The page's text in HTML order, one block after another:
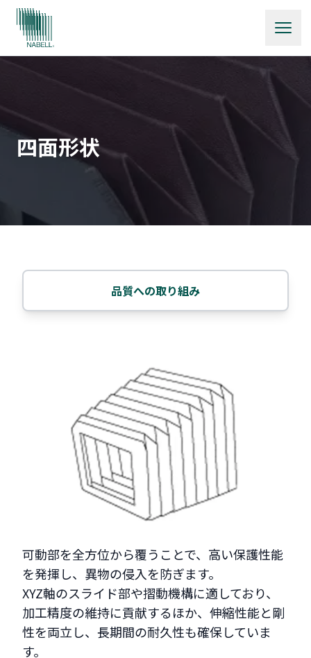
四面形状
品質への取り組み
可動部を全方位から覆うことで、高い保護性能
を発揮し、異物の侵入を防ぎます。
XYZ軸のスライド部や摺動機構に適しており、
加工精度の維持に貢献するほか、伸縮性能と剛
性を両立し、長期間の耐久性も確保していま
す。